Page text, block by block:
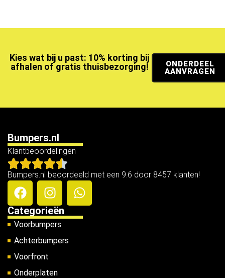
Kies wat bij u past: 10% korting bij
afhalen of gratis thuisbezorging!
ONDERDEEL
AANVRAGEN
Bumpers.nl
Klantbeoordelingen
Bumpers.nl beoordeeld met een 9.6 door 8457 klanten!
Categorieën
Voorbumpers
Achterbumpers
Voorfront
Onderplaten